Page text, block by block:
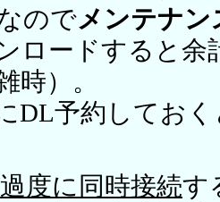
のでメンテナ
ロードすると余
時）。
DL予約してお
過度に同時接続す